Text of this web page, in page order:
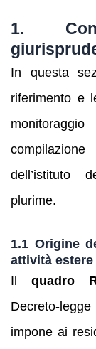
1.
In questa
riferimento e
dell’istituto
plurime.
1.1 Origine
attività estere
Ilquadro
impone ai